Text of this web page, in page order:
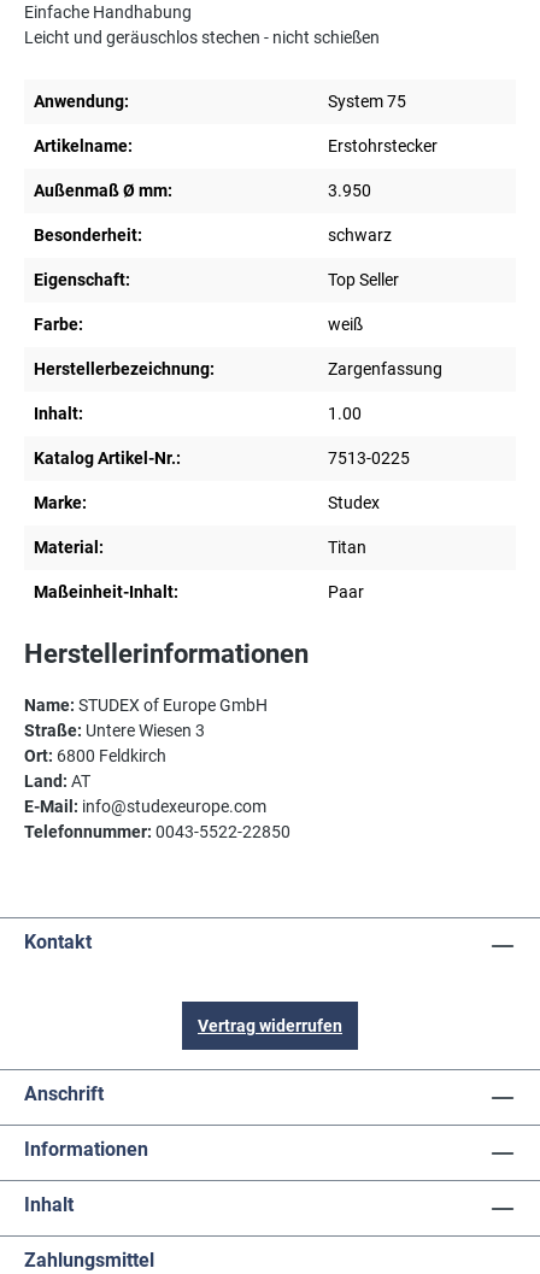
Einfache Handhabung
Leicht und geräuschlos stechen - nicht schießen
Anwendung: System 75
Artikelname: Erstohrstecker
Außenmaß Ø mm: 3.950
Besonderheit: schwarz
Eigenschaft: Top Seller
Farbe: weiß
Herstellerbezeichnung: Zargenfassung
Inhalt: 1.00
Katalog Artikel-Nr.: 7513-0225
Marke: Studex
Material: Titan
Maßeinheit-Inhalt: Paar
Herstellerinformationen
Name: STUDEX of Europe GmbH
Straße: Untere Wiesen 3
Ort: 6800 Feldkirch
Land: AT
E-Mail: info@studexeurope.com
Telefonnummer: 0043-5522-22850
Kontakt
Vertrag widerrufen
Anschrift
Informationen
Inhalt
Zahlungsmittel